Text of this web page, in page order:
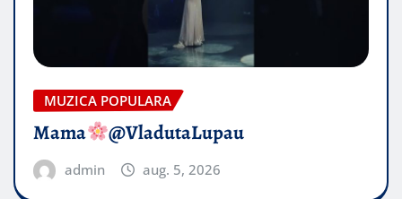
MUZICA POPULARA
Mama @VladutaLupau
admin aug. 5, 2026